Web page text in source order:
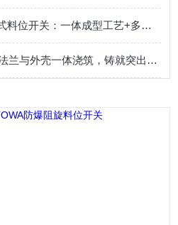
日本東和PRL-100阻旋式料位开关：一体成型工艺+多重密封，定义可靠防护！
东和阻旋式料位开关：法兰与外壳一体浇筑，铸就突出性能